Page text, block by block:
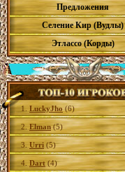
Предложения
Селение Кир (Вудлы)
Этлассо (Корды)
1. LuckyJho (6)
2. Elman(5)
3. Urri (5)
4. Dart (4)